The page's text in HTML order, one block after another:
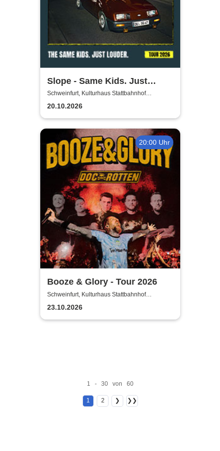
Slope - Same Kids. Just
louder. - Tour 2026
Schweinfurt, Kulturhaus Stattbahnhof
Schweinfurt
20.10.2026
20:00 Uhr
Booze & Glory - Tour 2026
Schweinfurt, Kulturhaus Stattbahnhof
Schweinfurt
23.10.2026
1 - 30 von 60
1 2 ❯ ❯❯